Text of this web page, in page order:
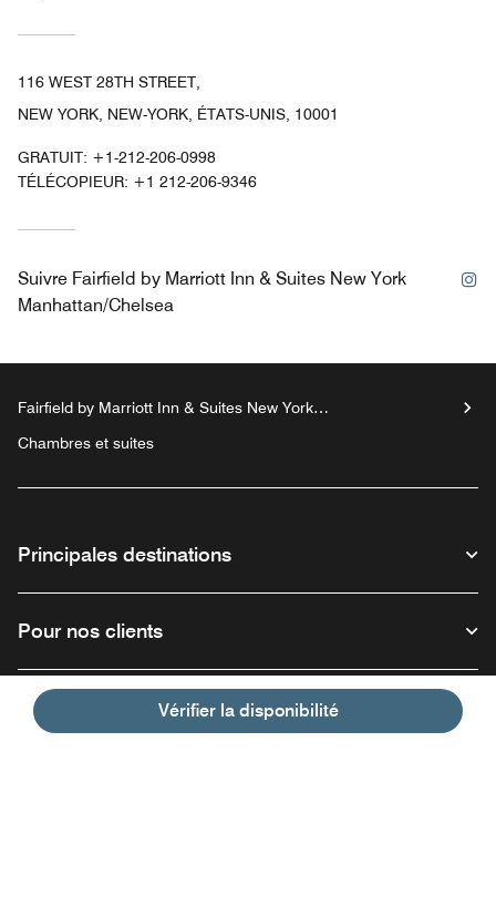
Vérifier la disponibilité
116 WEST 28TH STREET,
NEW YORK, NEW-YORK, ÉTATS-UNIS, 10001
GRATUIT: +1-212-206-0998
TÉLÉCOPIEUR: +1 212-206-9346
Suivre Fairfield by Marriott Inn & Suites New York
Manhattan/Chelsea
Fairfield by Marriott Inn & Suites New York
Chambres et suites
Principales destinations
Pour nos clients
Notre entreprise